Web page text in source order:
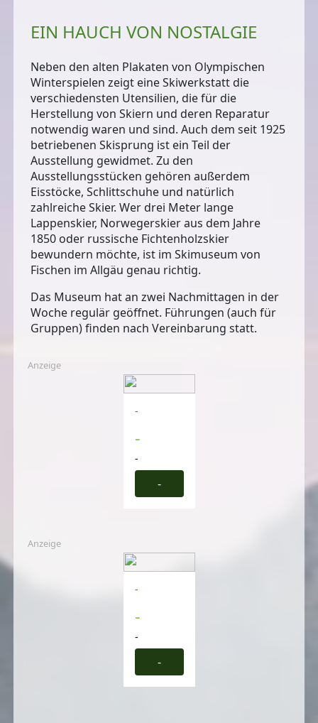
EIN HAUCH VON NOSTALGIE
Neben denalten Plakaten von Olympischen
Winterspielen zeigt eineSkiwerkstattdie
verschiedensten Utensilien, die für die
Herstellung von Skiern und deren Reparatur
notwendig waren und sind. Auch dem seit 1925
betriebenen Skisprung ist ein Teil der
Ausstellung gewidmet. Zu den
Ausstellungsstücken gehören außerdem
Eisstöcke, Schlittschuhe und natürlich
zahlreiche Skier. Wer drei Meter lange
Lappenskier, Norwegerskier aus dem Jahre
1850 oder russische Fichtenholzskier
bewundern möchte, ist im Skimuseum von
Fischen im Allgäu genau richtig.
Das Museum hat an zwei Nachmittagen in der
Woche regulär geöffnet. Führungen (auch für
Gruppen) finden nach Vereinbarung statt.
Anzeige
-
-
-
-
Anzeige
-
-
-
-